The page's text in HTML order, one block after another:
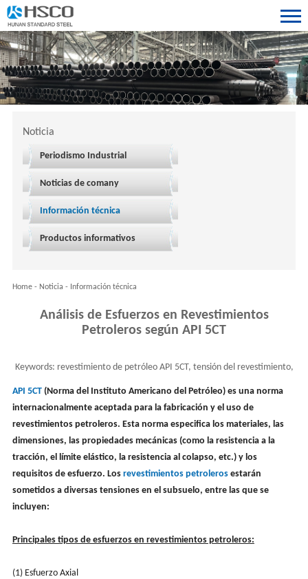
Noticia
Periodismo Industrial
Noticias de comany
Información técnica
Productos informativos
Home- Noticia - Información técnica
Análisis de Esfuerzos en Revestimientos
Petroleros según API 5CT
Keywords: revestimiento de petróleo API 5CT, tensión del revestimiento,
tensión del revestimiento del pozo
API 5CT(Norma del Instituto Americano del Petróleo) es una norma
internacionalmente aceptada para la fabricación y el uso de
revestimientos petroleros. Esta norma especifica los materiales, las
dimensiones, las propiedades mecánicas (como la resistencia a la
tracción, el límite elástico, la resistencia al colapso, etc.) y los
requisitos de esfuerzo. Los revestimientos petrolerosestarán
sometidos a diversas tensiones en el subsuelo, entre las que se
incluyen:
Principales tipos de esfuerzos en revestimientos petroleros:
(1) Esfuerzo Axial